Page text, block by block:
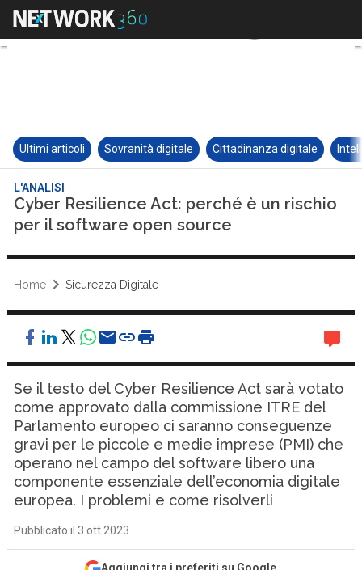
Ultimi articoli Sovranità digitale Cittadinanza digitale
L'ANALISI
Cyber Resilience Act: perché è un rischio
per il software open source
Home Sicurezza Digitale
Se il testo del Cyber Resilience Act sarà votato
come approvato dalla commissione ITRE del
Parlamento europeo ci saranno conseguenze
gravi per le piccole e medie imprese (PMI) che
operano nel campo del software libero una
componente essenziale dell’economia digitale
europea. I problemi e come risolverli
Pubblicato il 3 ott 2023